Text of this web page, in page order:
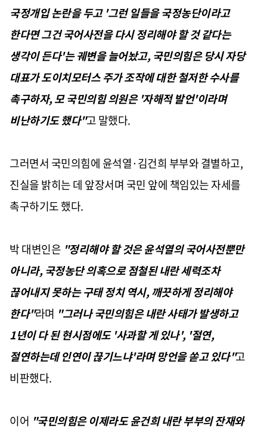
국정개입 논란을 두고 '그런 일들을 국정농단이라고
한다면 그건 국어사전을 다시 정리해야 할 것 같다는
생각이 든다'는 궤변을 늘어놨고, 국민의힘은 당시 자당
대표가 도이치모터스 주가 조작에 대한 철저한 수사를
촉구하자, 모 국민의힘 의원은 '자해적 발언'이라며
비난하기도 했다"고 말했다.
그러면서 국민의힘에 윤석열·김건희 부부와 결별하고,
진실을 밝히는 데 앞장서며 국민 앞에 책임있는 자세를
촉구하기도 했다.
박 대변인은 "정리해야 할 것은 윤석열의 국어사전뿐만
아니라, 국정농단 의혹으로 점철된 내란 세력조차
끊어내지 못하는 구태 정치 역시, 깨끗하게 정리해야
한다"라며 "그러나 국민의힘은 내란 사태가 발생하고
1년이 다 된 현시점에도 '사과할 게 있나', '절연,
절연하는데 인연이 끊기느냐'라며 망언을 쏟고 있다"고
비판했다.
이어 "국민의힘은 이제라도 윤건희 내란 부부의 잔재와